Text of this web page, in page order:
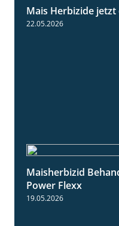
Mais Herbizide jetzt
22.05.2026
Maisherbizid
Power Flexx
19.05.2026